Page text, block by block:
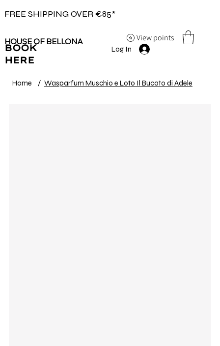
FREE SHIPPING OVER €85*
View points
HOUSE OF BELLONA
BOOK
HERE
Log In
Home / Wasparfum Muschio e Loto Il Bucato di Adele